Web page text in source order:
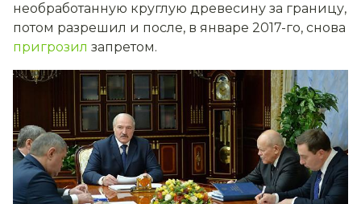
необработанную круглую древесину за границу,
потом разрешил и после, в январе 2017-го, снова
пригрозил запретом.